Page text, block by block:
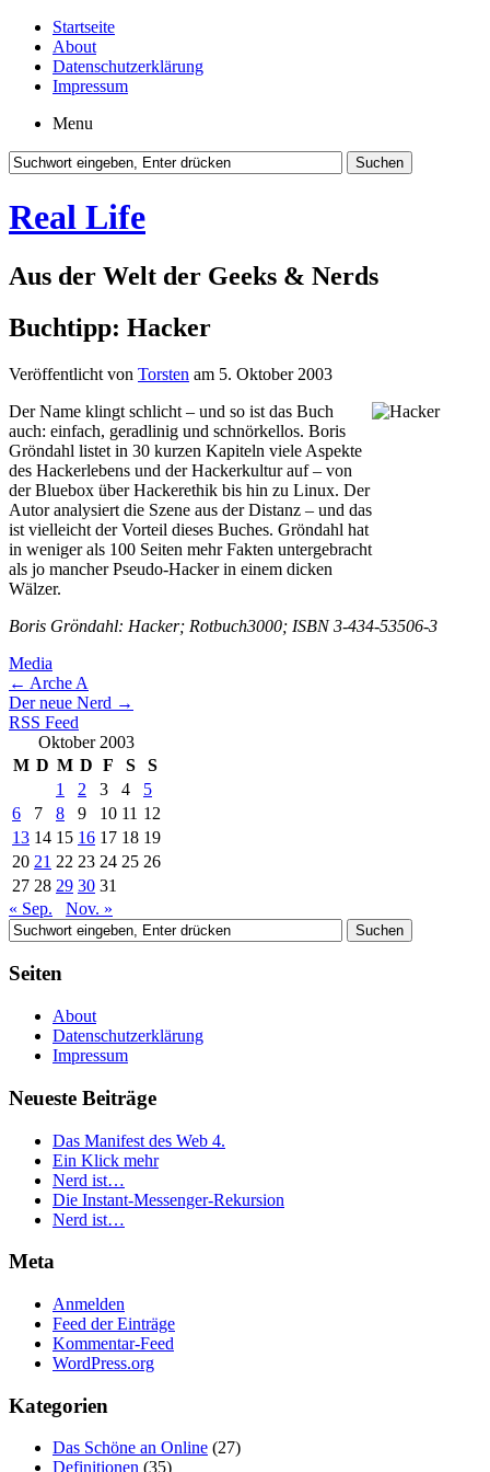
Startseite
About
Datenschutzerklärung
Impressum
Menu
Real Life
Aus der Welt der Geeks & Nerds
Buchtipp: Hacker
Veröffentlicht von Torsten am 5. Oktober 2003
Der Name klingt schlicht – und so ist das Buch
auch: einfach, geradlinig und schnörkellos. Boris
Gröndahl listet in 30 kurzen Kapiteln viele Aspekte
des Hackerlebens und der Hackerkultur auf – von
der Bluebox über Hackerethik bis hin zu Linux. Der
Autor analysiert die Szene aus der Distanz – und das
ist vielleicht der Vorteil dieses Buches. Gröndahl hat
in weniger als 100 Seiten mehr Fakten untergebracht
als jo mancher Pseudo-Hacker in einem dicken
Wälzer.
Boris Gröndahl: Hacker; Rotbuch3000; ISBN 3-434-53506-3
Media
← Arche A
Der neue Nerd →
RSS Feed
Oktober 2003
M D M D F S
S
1
2 3 4
5
6
7 8 9 10 11 12
13 14 15 16 17 18 19
20 21 22 23 24 25 26
27 28 29 30 31
« Sep.
Nov. »
Seiten
About
Datenschutzerklärung
Impressum
Neueste Beiträge
Das Manifest des Web 4.
Ein Klick mehr
Nerd ist…
Die Instant-Messenger-Rekursion
Nerd ist…
Meta
Anmelden
Feed der Einträge
Kommentar-Feed
WordPress.org
Kategorien
Das Schöne an Online (27)
Definitionen (35)